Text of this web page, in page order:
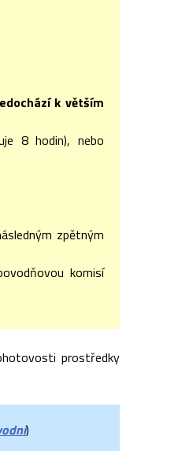
k větším
8 hodin), nebo
zpětným
komisí
prostředky
)